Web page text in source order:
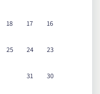
16
17
18
23
24
25
30
31